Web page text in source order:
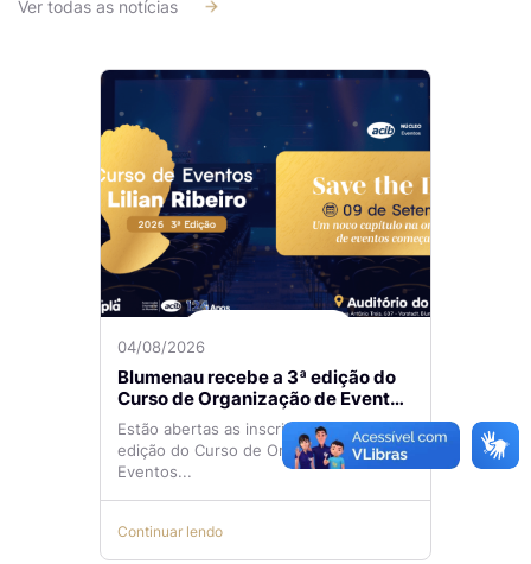
Ver todas as notícias
04/08/2026
Blumenau recebe a 3ª edição do
Curso de Organização de Eventos
Lilian Ribeiro
Estão abertas as inscrições para a 3ª
edição do Curso de Organização de
Eventos...
Continuar lendo